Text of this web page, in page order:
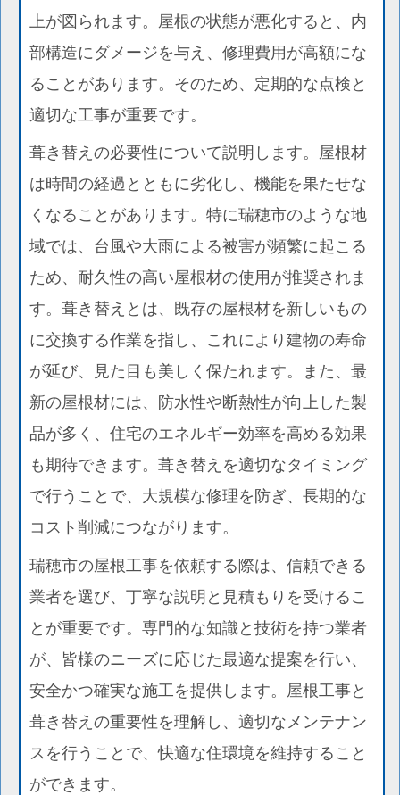
上が図られます。屋根の状態が悪化すると、内
部構造にダメージを与え、修理費用が高額にな
ることがあります。そのため、定期的な点検と
適切な工事が重要です。
葺き替えの必要性について説明します。屋根材
は時間の経過とともに劣化し、機能を果たせな
くなることがあります。特に瑞穂市のような地
域では、台風や大雨による被害が頻繁に起こる
ため、耐久性の高い屋根材の使用が推奨されま
す。葺き替えとは、既存の屋根材を新しいもの
に交換する作業を指し、これにより建物の寿命
が延び、見た目も美しく保たれます。また、最
新の屋根材には、防水性や断熱性が向上した製
品が多く、住宅のエネルギー効率を高める効果
も期待できます。葺き替えを適切なタイミング
で行うことで、大規模な修理を防ぎ、長期的な
コスト削減につながります。
瑞穂市の屋根工事を依頼する際は、信頼できる
業者を選び、丁寧な説明と見積もりを受けるこ
とが重要です。専門的な知識と技術を持つ業者
が、皆様のニーズに応じた最適な提案を行い、
安全かつ確実な施工を提供します。屋根工事と
葺き替えの重要性を理解し、適切なメンテナン
スを行うことで、快適な住環境を維持すること
ができます。